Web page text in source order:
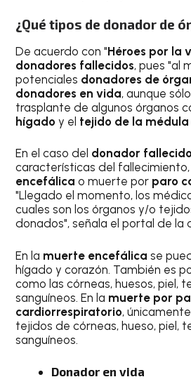
¿Qué tipos de donador de
De acuerdo con "Héroes por la
donadores fallecidos, pues "al
potenciales donadores de
donadores en vida, aunque
trasplante de algunos órganos
hígado y el tejido de la médula
En el caso del donador fallecido
características del
encefálica o muerte por paro
"Llegado el momento, los
cuales son los órganos y/o
donados", señala el portal de la
En la muerte encefálica se
hígado y corazón. También es
como las córneas, huesos, piel,
sanguíneos. En la muerte por
cardiorrespiratorio,
tejidos de córneas, hueso, piel,
sanguíneos.
Donador en vida